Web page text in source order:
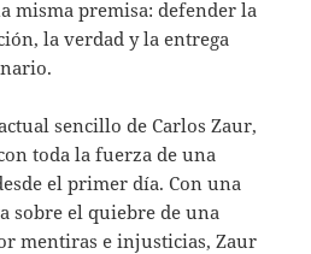
misma premisa: defender la
la verdad y la entrega
sencillo de Carlos Zaur,
toda la fuerza de una
el primer día. Con una
sobre el quiebre de una
mentiras e injusticias, Zaur